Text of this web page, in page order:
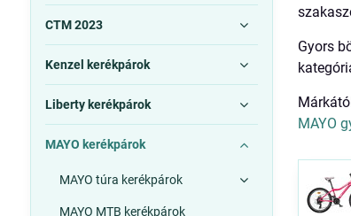
Gyors
MAYO
CTM 2023
Kenzel kerékpárok
Liberty kerékpárok
MAYO kerékpárok
MAYO túra kerékpárok
MAYO MTB kerékpárok